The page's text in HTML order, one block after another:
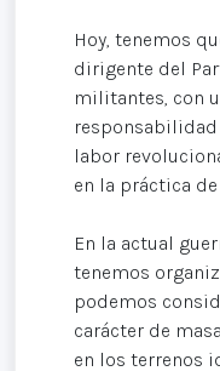
Hoy, tenemos
dirigente del
militantes, con
responsabilidad
labor
en la práctica
En la actual
tenemos
podemos
carácter de
en los terrenos